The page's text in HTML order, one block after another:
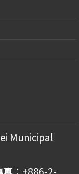
Municipal